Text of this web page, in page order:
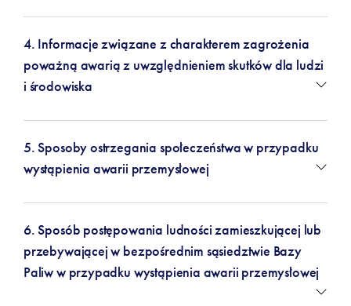
4. Informacje związane z charakterem zagrożenia
poważną awarią z uwzględnieniem skutków dla ludzi
i środowiska
5. Sposoby ostrzegania społeczeństwa w przypadku
wystąpienia awarii przemysłowej
6. Sposób postępowania ludności zamieszkującej lub
przebywającej w bezpośrednim sąsiedztwie Bazy
Paliw w przypadku wystąpienia awarii przemysłowej